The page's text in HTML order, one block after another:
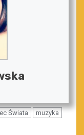
Świata
muzyka